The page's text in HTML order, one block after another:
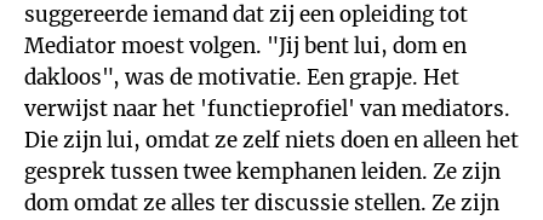
suggereerde iemand dat zij een opleiding tot
Mediator moest volgen. "Jij bent lui, dom en
dakloos", was de motivatie. Een grapje. Het
verwijst naar het 'functieprofiel' van mediators.
Die zijn lui, omdat ze zelf niets doen en alleen het
gesprek tussen twee kemphanen leiden. Ze zijn
dom omdat ze alles ter discussie stellen. Ze zijn